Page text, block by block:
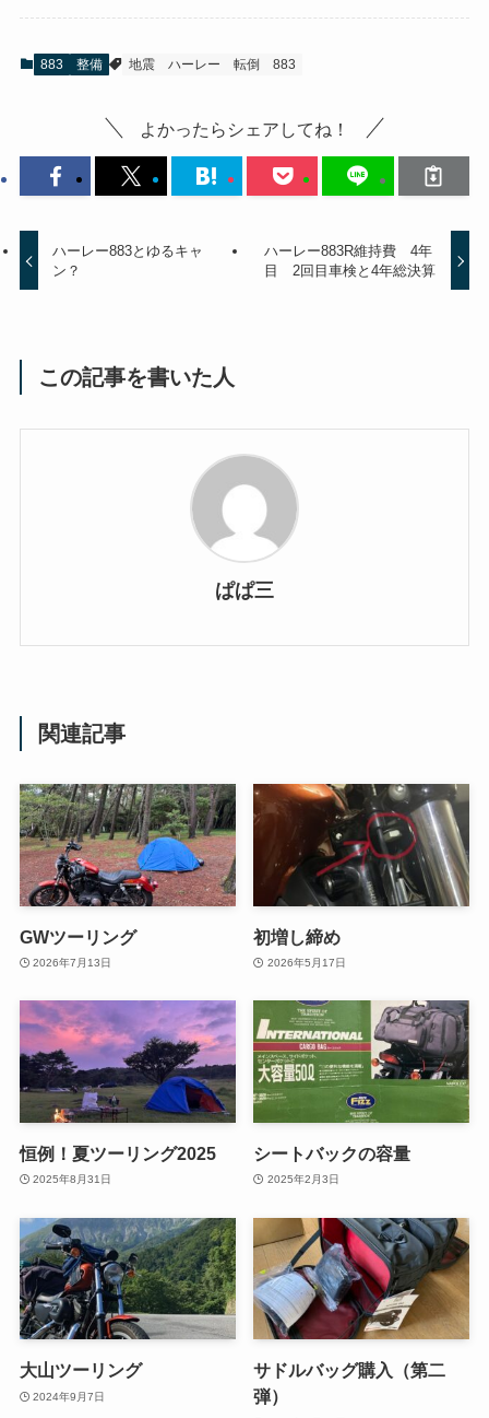
883 整備 地震 ハーレー 転倒 883
よかったらシェアしてね！
ハーレー883とゆるキャ
ン？
ハーレー883R維持費 4年
目 2回目車検と4年総決算
この記事を書いた人
ぱぱ三
関連記事
GWツーリング
2026年7月13日
初増し締め
2026年5月17日
恒例！夏ツーリング2025
2025年8月31日
シートバックの容量
2025年2月3日
大山ツーリング
2024年9月7日
サドルバッグ購入（第二
弾）